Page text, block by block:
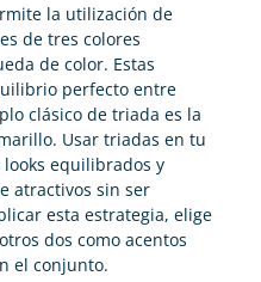
la utilización de
de tres colores
de color. Estas
perfecto entre
clásico de triada es la
Usar triadas en tu
equilibrados y
atractivos sin ser
esta estrategia, elige
dos como acentos
el conjunto.